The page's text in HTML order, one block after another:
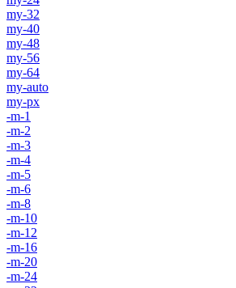
my-32
my-40
my-48
my-56
my-64
my-auto
my-px
-m-1
-m-2
-m-3
-m-4
-m-5
-m-6
-m-8
-m-10
-m-12
-m-16
-m-20
-m-24